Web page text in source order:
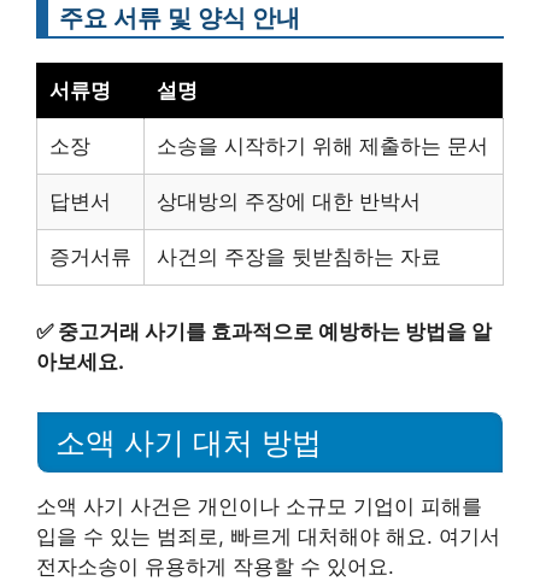
주요 서류 및 양식 안내
서류명 설명
소장 소송을 시작하기 위해 제출하는 문서
답변서 상대방의 주장에 대한 반박서
증거서류 사건의 주장을 뒷받침하는 자료
✅ 중고거래 사기를 효과적으로 예방하는 방법을 알
아보세요.
소액 사기 대처 방법
소액 사기 사건은 개인이나 소규모 기업이 피해를
입을 수 있는 범죄로, 빠르게 대처해야 해요. 여기서
전자소송이 유용하게 작용할 수 있어요.